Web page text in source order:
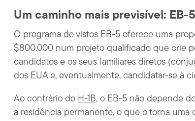
Um caminho mais previsível: EB-5
O programa de vistos EB-5 oferece uma
$800.000 num projeto qualificado que crie
candidatos e os seus familiares diretos
dos EUA e, eventualmente, candidatar-se à
Ao contrário do H-1B, o EB-5 não depende
a residência permanente, o que o torna uma